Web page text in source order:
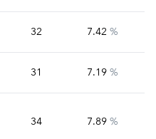
32 7.42 %
31 7.19 %
34 7.89 %